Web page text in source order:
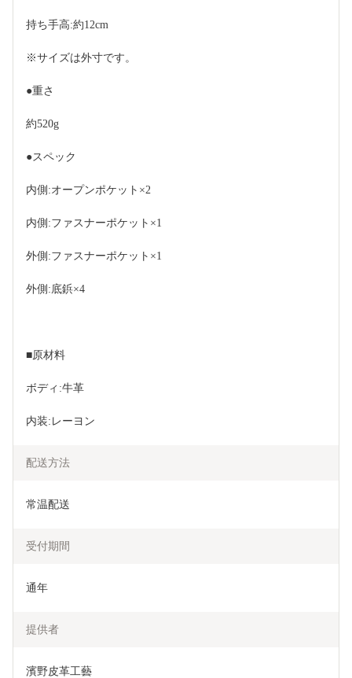
持ち手高:約12cm
※サイズは外寸です。
●重さ
約520g
●スペック
内側:オープンポケット×2
内側:ファスナーポケット×1
外側:ファスナーポケット×1
外側:底鋲×4
■原材料
ボディ:牛革
内装:レーヨン
配送方法
常温配送
受付期間
通年
提供者
濱野皮革工藝